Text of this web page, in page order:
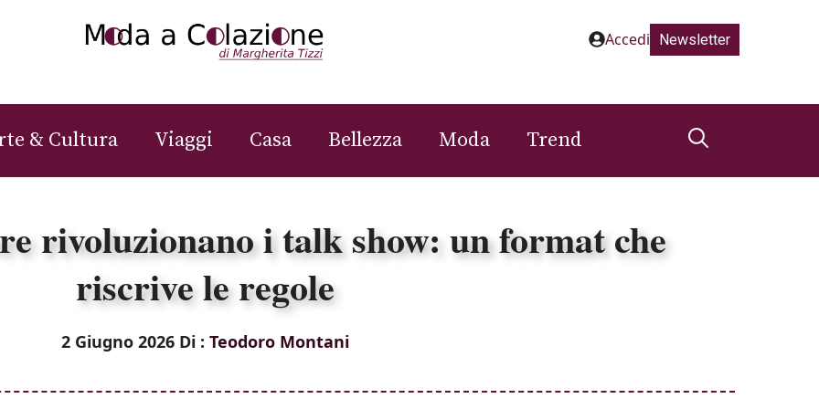
Accedi Newsletter
& Cultura Viaggi Casa Bellezza Moda Trend
rivoluzionano i talk show: un format che
riscrive le regole
2 Giugno 2026 Di : Teodoro Montani